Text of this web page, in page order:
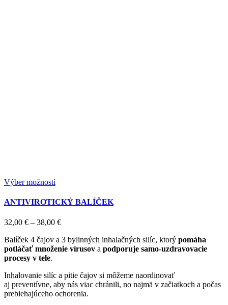
Výber možnostíTento
má
variantov.
Možnosti
si
môžete
stránke
produktu.
ANTIVIROTICKÝ BALÍČEK
32,00 € – 38,00 €Price
32,00 €
through
Balíček 4 čajov a 3 bylinných inhalačných silíc, ktorý pomáha
potláčať množenie vírusov a podporuje samo-uzdravovacie
procesy v tele.
Inhalovanie silíc a pitie čajov si môžeme naordinovať
aj preventívne, aby nás viac chránili, no najmä v začiatkoch a počas
prebiehajúceho ochorenia.